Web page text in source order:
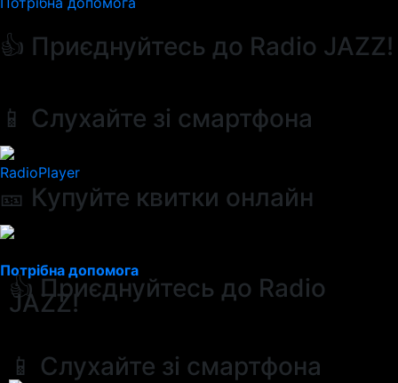
👍 Приєднуйтесь до Radio JAZZ!
📱 Слухайте зі смартфона
RadioPlayer
🎫 Купуйте квитки онлайн
Потрібна допомога
👍 Приєднуйтесь до Radio
JAZZ!
📱 Слухайте зі смартфона